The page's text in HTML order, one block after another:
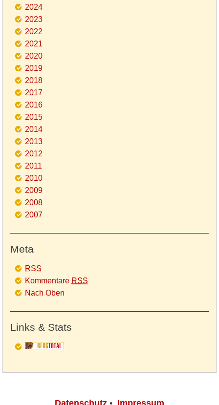
2024
2023
2022
2021
2020
2019
2018
2017
2016
2015
2014
2013
2012
2011
2010
2009
2008
2007
Meta
RSS
Kommentare RSS
Nach Oben
Links & Stats